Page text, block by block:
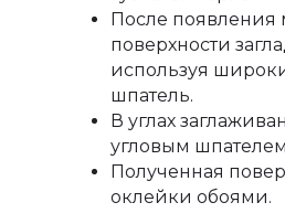
После появления
поверхности
используя
шпатель.
В углах
угловым
Полученная
оклейки обоями.